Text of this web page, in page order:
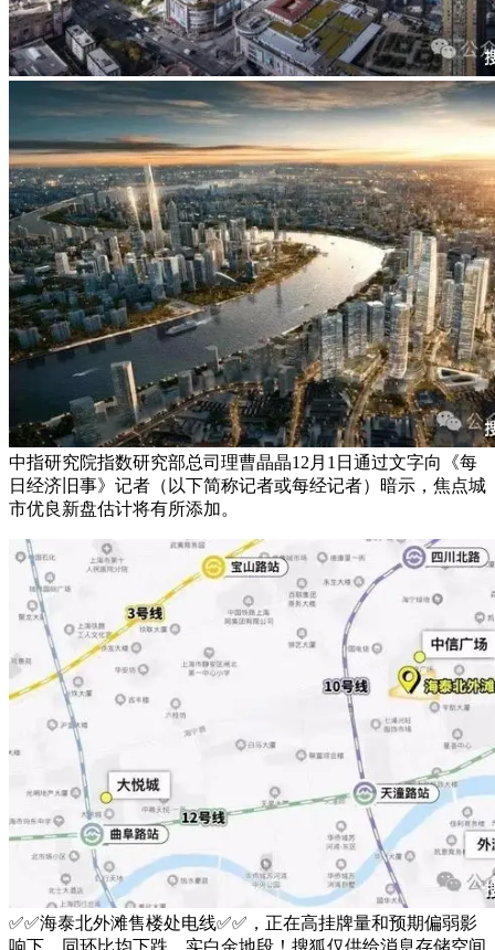
中指研究院指数研究部总司理曹晶晶12月1日通过文字向《每
日经济旧事》记者（以下简称记者或每经记者）暗示，焦点城
市优良新盘估计将有所添加。
✅✅海泰北外滩售楼处电线✅✅，正在高挂牌量和预期偏弱影